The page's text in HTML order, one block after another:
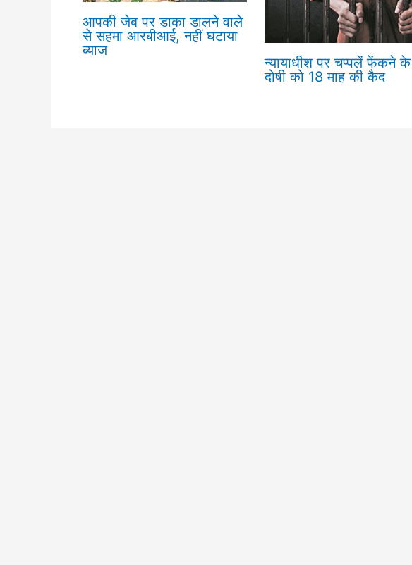
आपकी जेब पर डाका डालने वाले
से सहमा आरबीआई, नहीं घटाया
ब्याज
न्यायाधीश पर चप्पलें फेंकने के
दोषी को 18 माह की कैद